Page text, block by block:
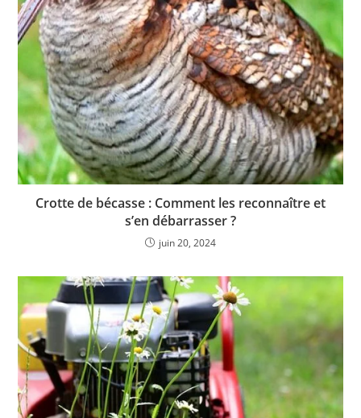
Crotte de bécasse : Comment les reconnaître et
s’en débarrasser ?
juin 20, 2024